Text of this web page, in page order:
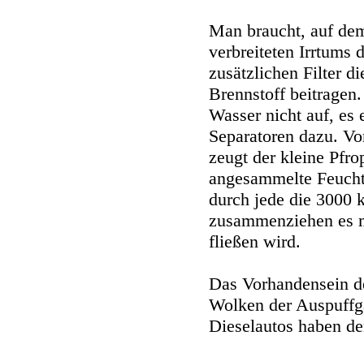
Man braucht, auf
verbreiteten Irrtums
zusätzlichen Filter
Brennstoff
Wasser nicht auf, es
Separatoren dazu.
zeugt der kleine
angesammelte
durch jede die 3000
zusammenziehen es
fließen wird.
Das Vorhandensein
Wolken der
Dieselautos haben